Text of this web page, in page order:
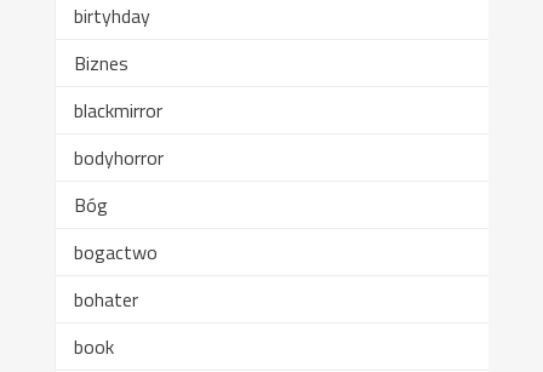
birtyhday
Biznes
blackmirror
bodyhorror
Bóg
bogactwo
bohater
book